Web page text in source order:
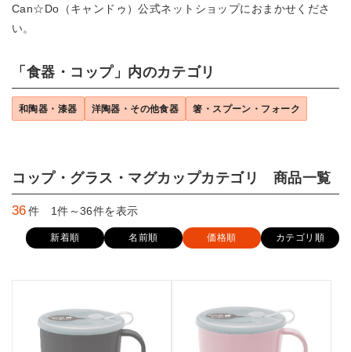
Can☆Do（キャンドゥ）公式ネットショップにおまかせくださ
い。
「食器・コップ」内のカテゴリ
和陶器・漆器 洋陶器・その他食器 箸・スプーン・フォーク
コップ・グラス・マグカップカテゴリ 商品一覧
36件 1件～36件を表示
新着順 名前順 価格順 カテゴリ順